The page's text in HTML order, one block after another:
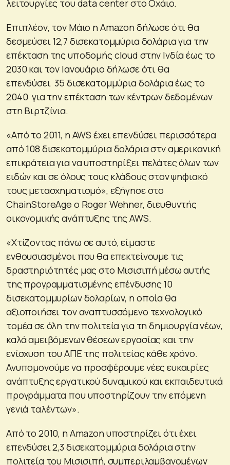
λειτουργίες του data center στο Οχάιο.
Επιπλέον, τον Μάιο η Amazon δήλωσε ότι θα
δεσμεύσει 12,7 δισεκατομμύρια δολάρια για την
επέκταση της υποδομής cloud στην Ινδία έως το
2030 και τον Ιανουάριο δήλωσε ότι θα
επενδύσει 35 δισεκατομμύρια δολάρια έως το
2040 για την επέκταση των κέντρων δεδομένων
στη Βιρτζίνια.
«Από το 2011, η AWS έχει επενδύσει περισσότερα
από 108 δισεκατομμύρια δολάρια στν αμερικανική
επικράτεια για να υποστηρίξει πελάτες όλων των
ειδών και σε όλους τους κλάδους στον ψηφιακό
τους μετασχηματισμό», εξήγησε στο
ChainStoreAge ο Roger Wehner, διευθυντής
οικονομικής ανάπτυξης της AWS.
«Χτίζοντας πάνω σε αυτό, είμαστε
ενθουσιασμένοι που θα επεκτείνουμε τις
δραστηριότητές μας στο Μισισιπή μέσω αυτής
της προγραμματισμένης επένδυσης 10
δισεκατομμυρίων δολαρίων, η οποία θα
αξιοποιήσει τον αναπτυσσόμενο τεχνολογικό
τομέα σε όλη την πολιτεία για τη δημιουργία νέων,
καλά αμειβόμενων θέσεων εργασίας και την
ενίσχυση του ΑΠΕ της πολιτείας κάθε χρόνο.
Ανυπομονούμε να προσφέρουμε νέες ευκαιρίες
ανάπτυξης εργατικού δυναμικού και εκπαιδευτικά
προγράμματα που υποστηρίζουν την επόμενη
γενιά ταλέντων».
Από το 2010, η Amazon υποστηρίζει ότι έχει
επενδύσει 2,3 δισεκατομμύρια δολάρια στην
πολιτεία του Μισισιπή, συμπεριλαμβανομένων